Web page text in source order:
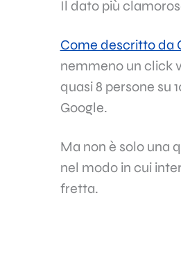
Il dato più
Come descritto da
nemmeno un click
quasi 8 persone su
Google.
Ma non è solo una
nel modo in cui
fretta.